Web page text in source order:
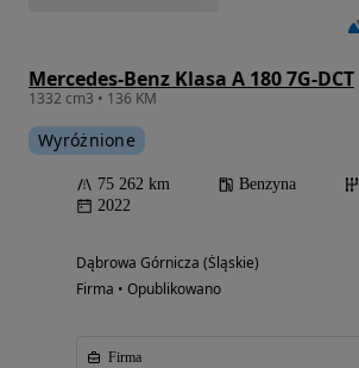
Mercedes-Benz Klasa A 180 7G-DCT
1332 cm3 • 136 KM
Wyróżnione
75 262 km Benzyna
2022
Dąbrowa Górnicza (Śląskie)
Firma • Opublikowano
Firma